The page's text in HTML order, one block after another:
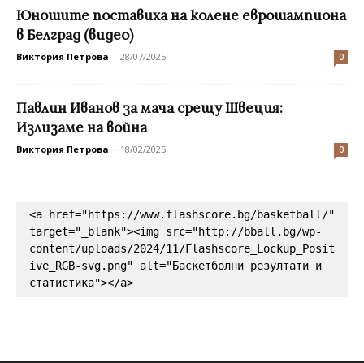
Юношите поставиха на колене еврошампиона
в Белград (видео)
Виктория Петрова - 28/07/2025 0
Павлин Иванов за мача срещу Швеция:
Излизаме на война
Виктория Петрова - 18/02/2025 0
<a href="https://www.flashscore.bg/basketball/"
target="_blank"><img src="http://bball.bg/wp-
content/uploads/2024/11/Flashscore_Lockup_Posit
ive_RGB-svg.png" alt="Баскетболни резултати и
статистика"></a>